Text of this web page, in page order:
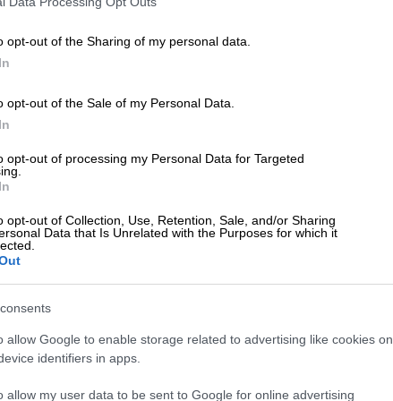
opt-out of the Sharing of my personal data.
opt-out of the Sale of my Personal Data.
opt-out of processing my Personal Data for Targeted
opt-out of Collection, Use, Retention, Sale, and/or Sharing
Data that Is Unrelated with the Purposes for which it
allow Google to enable storage related to advertising like cookies on
identifiers in apps.
allow my user data to be sent to Google for online advertising
το ΕΘΝΟΣ στη Google
Χάαλαντστη σύνθεσή τους και
έκαναν ένα τρομερό come
Έτιχαντ. Η ομάδα του
απ' την προπορευόμενη
με απολογισμό εννέα νίκες και δύο
διανύει τη χειρότερη σεζόν επί των